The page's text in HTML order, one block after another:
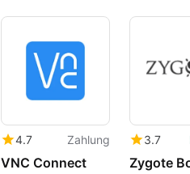
4.7 Zahlung
VNC Connect
3.7
Zygote